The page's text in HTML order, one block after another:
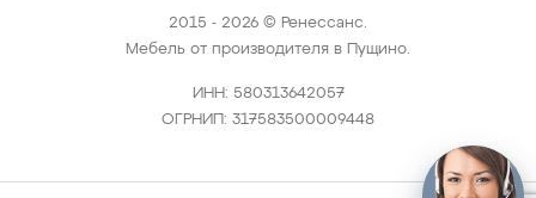
2015 - 2026 © Ренессанс.
Мебель от производителя в Пущино.
ИНН: 580313642057
ОГРНИП: 317583500009448